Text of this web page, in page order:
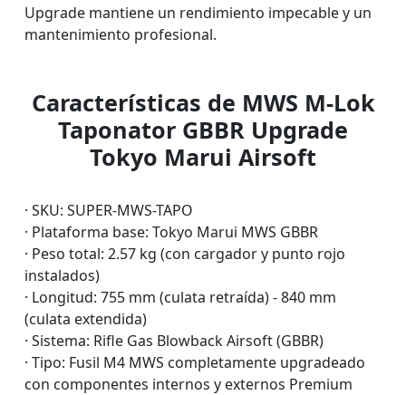
Upgrade mantiene un rendimiento impecable y un
mantenimiento profesional.
Características de MWS M-Lok
Taponator GBBR Upgrade
Tokyo Marui Airsoft
· SKU: SUPER-MWS-TAPO
· Plataforma base: Tokyo Marui MWS GBBR
· Peso total: 2.57 kg (con cargador y punto rojo
instalados)
· Longitud: 755 mm (culata retraída) - 840 mm
(culata extendida)
· Sistema: Rifle Gas Blowback Airsoft (GBBR)
· Tipo: Fusil M4 MWS completamente upgradeado
con componentes internos y externos Premium